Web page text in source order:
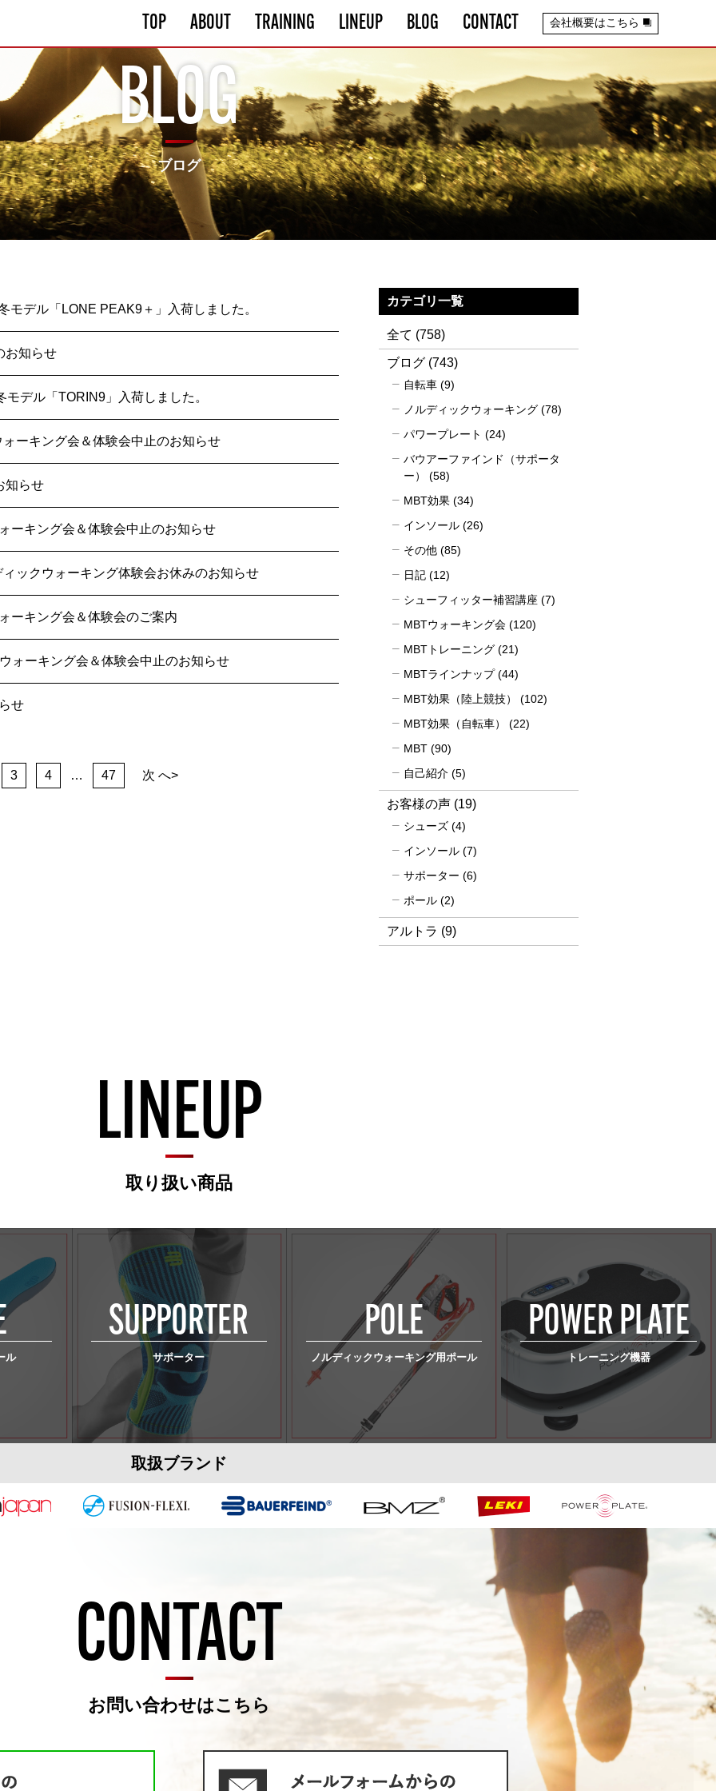
TOP ABOUT TRAINING LINEUP BLOG CONTACT 会社概要はこちら
BLOG
ブログ
モデル「LONE PEAK9＋」入荷しました。
お知らせ
モデル「TORIN9」入荷しました。
ーキング会＆体験会中止のお知らせ
知らせ
ーキング会＆体験会中止のお知らせ
ックウォーキング体験会お休みのお知らせ
ーキング会＆体験会のご案内
ォーキング会＆体験会中止のお知らせ
せ
3 4 … 47 次 へ>
カテゴリ一覧
全て (758)
ブログ (743)
自転車 (9)
ノルディックウォーキング (78)
パワープレート (24)
バウアーファインド（サポータ
ー）
(58)
MBT効果 (34)
インソール (26)
その他 (85)
日記 (12)
シューフィッター補習講座 (7)
MBTウォーキング会 (120)
MBTトレーニング (21)
MBTラインナップ(44)
MBT効果（陸上競技）
(102)
MBT効果（自転車）
(22)
MBT (90)
自己紹介 (5)
お客様の声 (19)
シューズ (4)
インソール (7)
サポーター (6)
ポール (2)
アルトラ (9)
LINEUP
取り扱い商品
ル
SUPPORTER
サポーター
POLE
ノルディック ウォーキング用ポール
POWER PLATE
トレーニング機器
取扱ブランド
CONTACT
お問い合わせはこちら